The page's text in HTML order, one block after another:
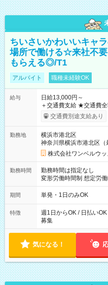
ちいさいかわいいキャ
場所で働ける☆来社不
もらえる◎/T1
アルバイト 職種未経験OK
給与
日給13,000円～
＋交通費支給 ★交通費全額支給！ ┗案件により規定あり ★日払
いOK！（規定あり） ┗
ンビニATMから 日払い分を引き
交通費別途支給あり
勤務地
横浜市港北区
神奈川県横浜市港北区（
株式会社ワンベルウ
勤務時間
勤務時間は指定なし
変形労働時間制 想定労働時間160時間/
～21：00
期間 単発・1日のみOK
特徴
週1日からOK / 日払い
募集
気になる！